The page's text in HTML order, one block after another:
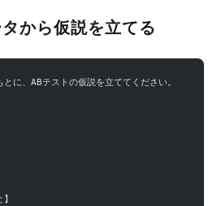
から仮説を立てる
に、ABテストの仮説を立ててください。